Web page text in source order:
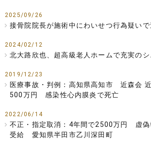
2025/09/26
接骨院院長が施術中にわいせつ行為疑い
2024/02/12
北大路欣也、超高級老人ホームで充実の
2019/12/23
医療事故・判例：高知県高知市 近森会
500万円 感染性心内膜炎で死亡
2022/06/14
不正・指定取消：4年間で2500万円 虚偽
受給 愛知県半田市乙川深田町